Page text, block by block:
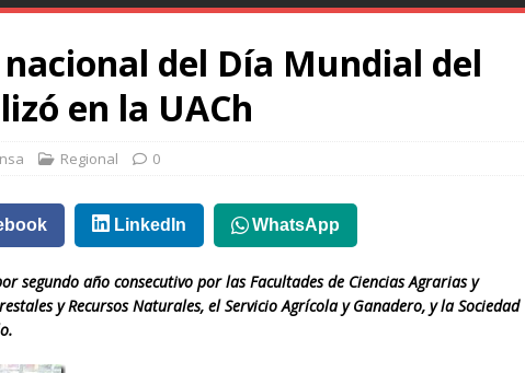
del Día Mundial del
en la UACh
Regional 0
LinkedIn WhatsApp
segundo año consecutivo por las Facultades de Ciencias Agrarias y
y Recursos Naturales, el Servicio Agrícola y Ganadero, y la Sociedad